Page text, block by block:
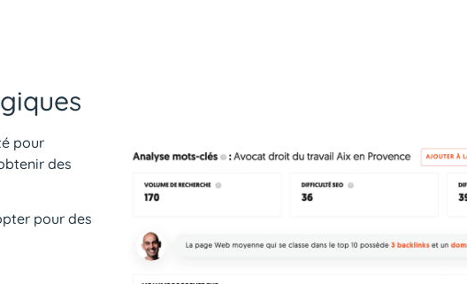
pour
des
pour des